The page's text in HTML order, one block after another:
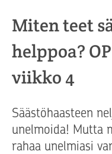
Miten teet
helppoa?
viikko 4
Säästöhaasteen
unelmoida! Mutta
rahaa unelmiasi